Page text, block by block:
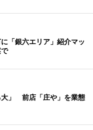
「銀六エリア」紹介マッ
大」 前店「庄や」を業態